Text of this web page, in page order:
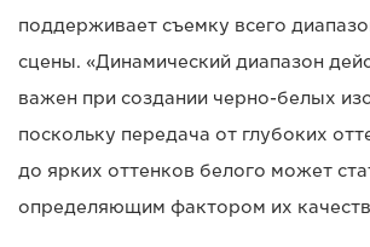
поддерживает съемку всего
сцены. «Динамический диапазон
важен при создании черно-белых
поскольку передача от глубоких
до ярких оттенков белого может
определяющим фактором их